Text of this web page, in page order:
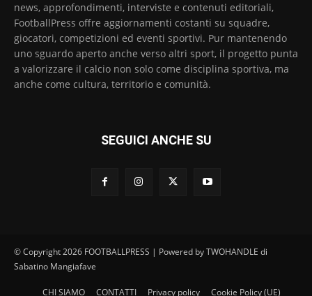
news, approfondimenti, interviste e contenuti editoriali,
FootballPress offre aggiornamenti costanti su squadre,
giocatori, competizioni ed eventi sportivi. Pur mantenendo
uno sguardo aperto anche verso altri sport, il progetto punta
a valorizzare il calcio non solo come disciplina sportiva, ma
anche come cultura, territorio e comunità.
SEGUICI ANCHE SU
© Copyright 2026 FOOTBALLPRESS | Powered by TWOHANDLE di
Sabatino Mangiafave
CHI SIAMO CONTATTI Privacy policy Cookie Policy (UE)